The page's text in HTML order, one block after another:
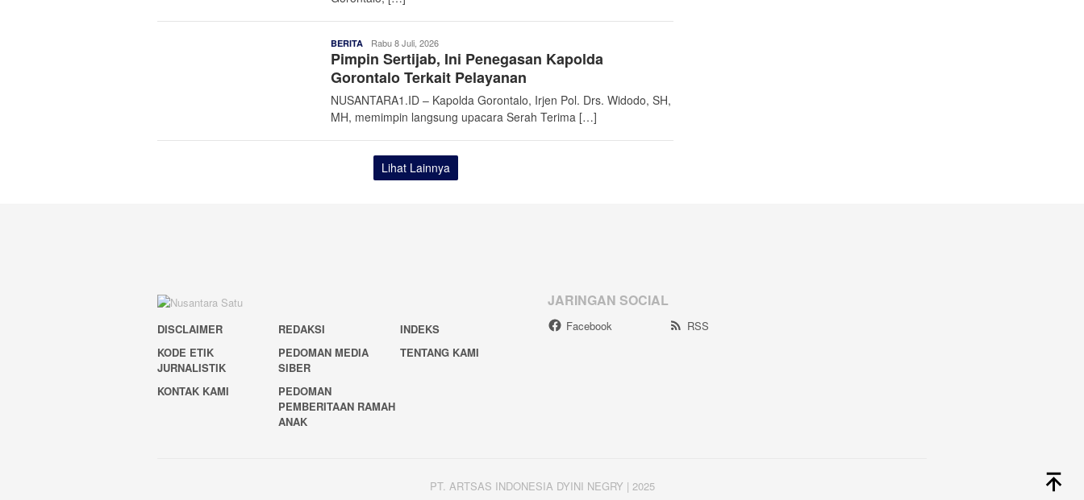
BERITA Admin
Nusantara
Rabu 8 Juli, 2026
Pimpin Sertijab, Ini Penegasan Kapolda
Gorontalo Terkait Pelayanan
NUSANTARA1.ID – Kapolda Gorontalo, Irjen Pol. Drs. Widodo, SH,
MH, memimpin langsung upacara Serah Terima […]
Lihat Lainnya
DISCLAIMER REDAKSI
INDEKS
KODE ETIK
JURNALISTIK
PEDOMAN MEDIA
SIBER
TENTANG KAMI
KONTAK KAMI
PEDOMAN
PEMBERITAAN RAMAH
ANAK
JARINGAN SOCIAL
Facebook RSS
PT. ARTSAS INDONESIA DYINI NEGRY | 2025